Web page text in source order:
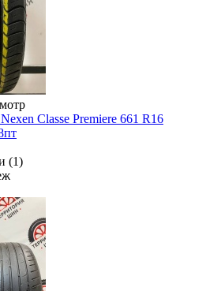
Classe Premiere 661 R16
(1)